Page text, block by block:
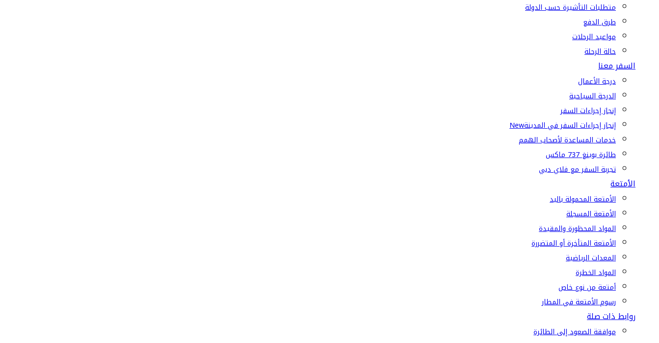
متطلبات التأشيرة حسب الدولة
طرق الدفع
مواعيد الرحلات
حالة الرحلة
السفر معنا
درجة الأعمال
الدرجة السياحية
إنجاز إجراءات السفر
إنجاز إجراءات السفر في المدينةNew
خدمات المساعدة لأصحاب الهمم
طائرة بوينغ 737 ماكس
تجربة السفر مع فلاي دبي
الأمتعة
الأمتعة المحمولة باليد
الأمتعة المسجلة
المواد المحظورة والمقيدة
الأمتعة المتأخرة أو المتضررة
المعدات الرياضية
المواد الخطرة
أمتعة من نوع خاص
رسوم الأمتعة في المطار
روابط ذات صلة
موافقة الصعود إلى الطائرة